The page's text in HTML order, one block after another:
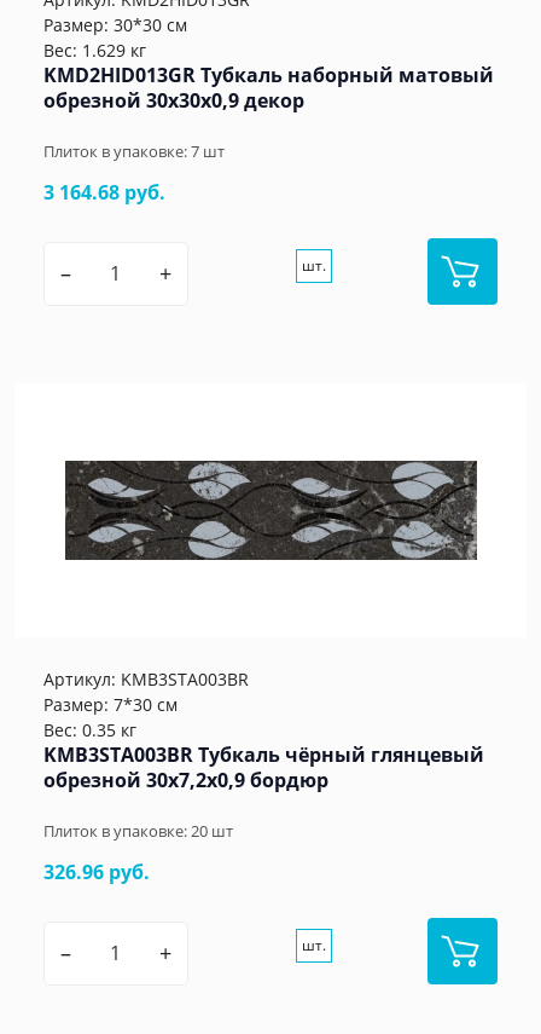
Размер: 30*30 см
Вес: 1.629 кг
KMD2HID013GR Тубкаль наборный матовый
обрезной 30x30x0,9 декор
Плиток в упаковке:7 шт
3 164.68 руб.
– + шт.
Артикул: KMB3STA003BR
Размер: 7*30 см
Вес: 0.35 кг
KMB3STA003BR Тубкаль чёрный глянцевый
обрезной 30x7,2x0,9 бордюр
Плиток в упаковке:20 шт
326.96 руб.
– + шт.